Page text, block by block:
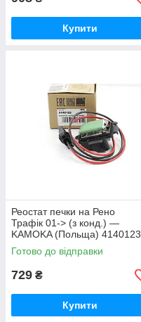
Купити
Реостат печки на Рено
Трафік 01-> (з конд.) —
KAMOKA (Польща) 4140123
Готово до відправки
729 ₴
Купити